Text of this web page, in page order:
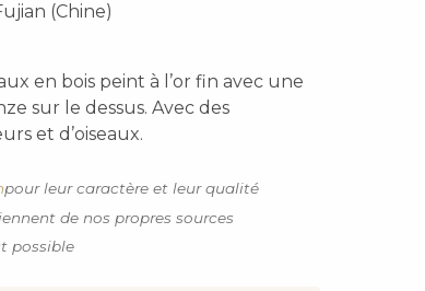
(Chine)
en bois peint à l’or fin avec une
sur le dessus. Avec des
et d’oiseaux.
pour leur caractère et leur qualité
de nos propres sources
possible